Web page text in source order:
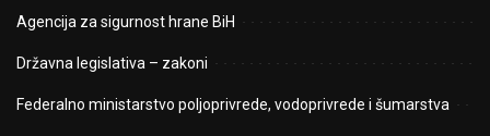
Agencija za sigurnost hrane BiH
Državna legislativa – zakoni
Federalno ministarstvo poljoprivrede, vodoprivrede i šumarstva